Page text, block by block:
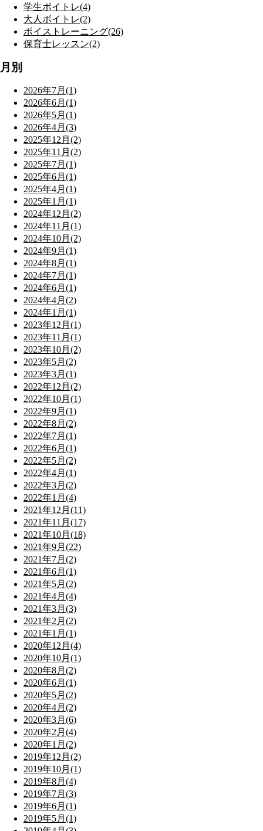
学生ボイトレ(4)
大人ボイトレ(2)
ボイストレーニング(26)
保育士レッスン(2)
月別
2026年7月(1)
2026年6月(1)
2026年5月(1)
2026年4月(3)
2025年12月(2)
2025年11月(2)
2025年7月(1)
2025年6月(1)
2025年4月(1)
2025年1月(1)
2024年12月(2)
2024年11月(1)
2024年10月(2)
2024年9月(1)
2024年8月(1)
2024年7月(1)
2024年6月(1)
2024年4月(2)
2024年1月(1)
2023年12月(1)
2023年11月(1)
2023年10月(2)
2023年5月(2)
2023年3月(1)
2022年12月(2)
2022年10月(1)
2022年9月(1)
2022年8月(2)
2022年7月(1)
2022年6月(1)
2022年5月(2)
2022年4月(1)
2022年3月(2)
2022年1月(4)
2021年12月(11)
2021年11月(17)
2021年10月(18)
2021年9月(22)
2021年7月(2)
2021年6月(1)
2021年5月(2)
2021年4月(4)
2021年3月(3)
2021年2月(2)
2021年1月(1)
2020年12月(4)
2020年10月(1)
2020年8月(2)
2020年6月(1)
2020年5月(2)
2020年4月(2)
2020年3月(6)
2020年2月(4)
2020年1月(2)
2019年12月(2)
2019年10月(1)
2019年8月(4)
2019年7月(3)
2019年6月(1)
2019年5月(1)